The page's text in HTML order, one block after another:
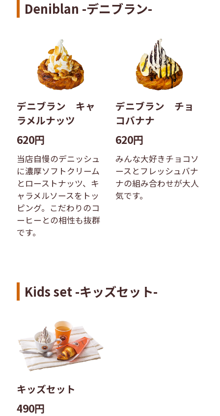
Deniblan -デニブラン-
デニブラン キャ
ラメルナッツ
620円
当店自慢のデニッシュ
に濃厚ソフトクリーム
とローストナッツ、キ
ャラメルソースをトッ
ピング。こだわりのコ
ーヒーとの相性も抜群
です。
デニブラン チョ
コバナナ
620円
みんな大好きチョコソ
ースとフレッシュバナ
ナの組み合わせが大人
気です。
Kids set -キッズセット-
キッズセット
490円